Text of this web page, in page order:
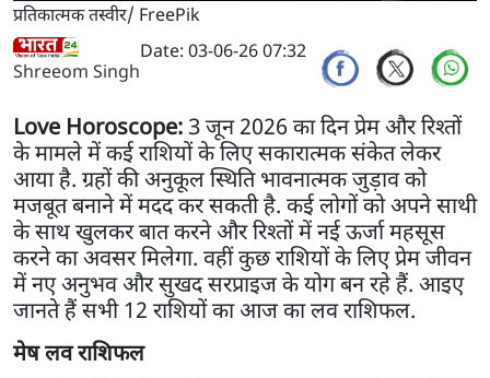
प्रतिकात्मक तस्वीर/ FreePik
Shreeom Singh
Date: 03-06-26 07:32
Love Horoscope: 3 जून 2026 का दिन प्रेम और रिश्तों
के मामले में कई राशियों के लिए सकारात्मक संकेत लेकर
आया है. ग्रहों की अनुकूल स्थिति भावनात्मक जुड़ाव को
मजबूत बनाने में मदद कर सकती है. कई लोगों को अपने साथी
के साथ खुलकर बात करने और रिश्तों में नई ऊर्जा महसूस
करने का अवसर मिलेगा. वहीं कुछ राशियों के लिए प्रेम जीवन
में नए अनुभव और सुखद सरप्राइज के योग बन रहे हैं. आइए
जानते हैं सभी 12 राशियों का आज का लव राशिफल.
मेष लव राशिफल